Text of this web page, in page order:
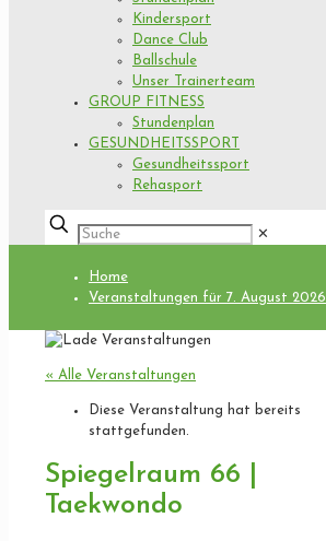
Kindersport
Dance Club
Ballschule
Unser Trainerteam
GROUP FITNESS
Stundenplan
GESUNDHEITSSPORT
Gesundheitssport
Rehasport
✕
Home
Veranstaltungen für 7. August 2026
« Alle Veranstaltungen
Diese Veranstaltung hat bereits
stattgefunden.
Spiegelraum 66 |
Taekwondo